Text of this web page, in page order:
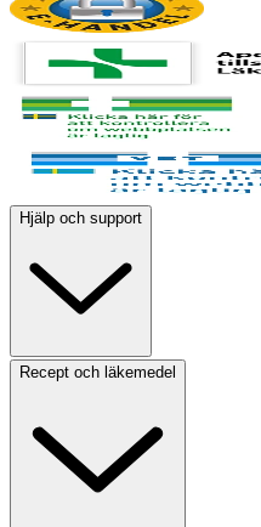
Hjälp och support
Recept och läkemedel